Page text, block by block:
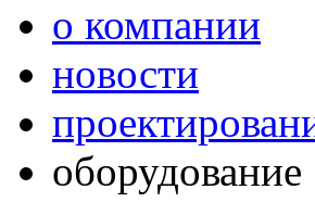
о компании
новости
оборудование